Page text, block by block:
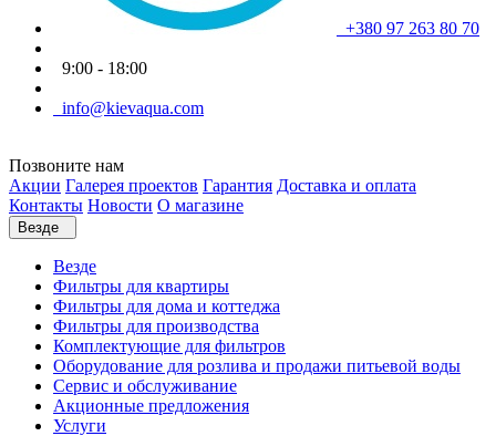
+380 97 263 80 70
9:00 - 18:00
info@kievaqua.com
Позвоните нам
Акции Галерея проектов Гарантия Доставка и оплата
Контакты Новости О магазине
Везде
Везде
Фильтры для квартиры
Фильтры для дома и коттеджа
Фильтры для производства
Комплектующие для фильтров
Оборудование для розлива и продажи питьевой воды
Сервис и обслуживание
Акционные предложения
Услуги